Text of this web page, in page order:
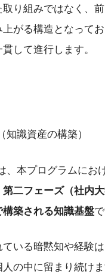
り組みではなく、
がる構造となって
して進行します。
知識資産の構築）
、本プログラムにお
第二フェーズ（社内
築される知識基盤で
いる暗黙知や経験
の中に留まり続けま